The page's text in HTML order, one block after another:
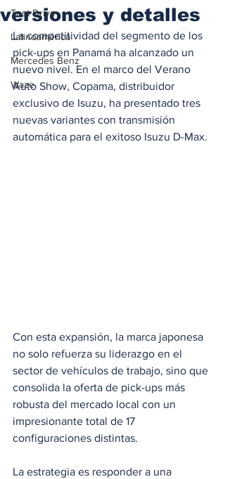
Test Drive
Latinoamérica
Mercedes Benz
Waze
versiones y detalles
La competitividad del segmento de los
pick-ups en Panamá ha alcanzado un
nuevo nivel. En el marco del Verano
Auto Show, Copama, distribuidor
exclusivo de Isuzu, ha presentado tres
nuevas variantes con transmisión
automática para el exitoso Isuzu D-Max.
Con esta expansión, la marca japonesa
no solo refuerza su liderazgo en el
sector de vehículos de trabajo, sino que
consolida la oferta de pick-ups más
robusta del mercado local con un
impresionante total de 17
configuraciones distintas.
La estrategia es responder a una